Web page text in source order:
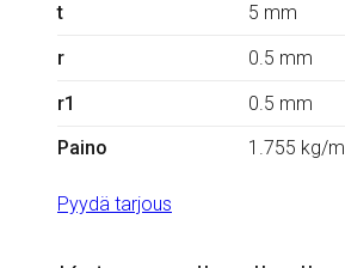
t
5 mm
r
0.5 mm
r1
0.5 mm
Paino
1.755 kg/m
Pyydä tarjous